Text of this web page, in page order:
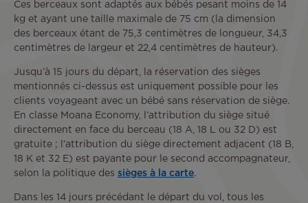
Ces berceaux sont adaptés aux bébés pesant moins de 14
kg et ayant une taille maximale de 75 cm (la dimension
des berceaux étant de 75,3 centimètres de longueur, 34,3
centimètres de largeur et 22,4 centimètres de hauteur).
Jusqu’à 15 jours du départ, la réservation des sièges
mentionnés ci-dessus est uniquement possible pour les
clients voyageant avec un bébé sans réservation de siège.
En classe Moana Economy, l’attribution du siège situé
directement en face du berceau (18 A, 18 L ou 32 D) est
gratuite ; l’attribution du siège directement adjacent (18 B,
18 K et 32 E) est payante pour le second accompagnateur,
selon la politique des sièges à la carte.
Dans les 14 jours précédant le départ du vol, tous les